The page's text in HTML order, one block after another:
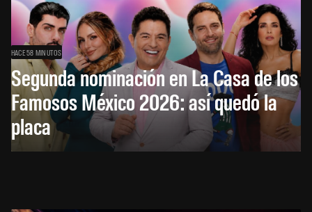
HACE 58 MINUTOS
Segunda nominación en La Casa de los
Famosos México 2026: así quedó la
placa